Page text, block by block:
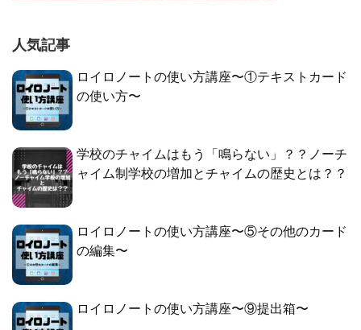
人気記事
ロイロノートの使い方講座〜①テキストカード
の使い方〜
学校のチャイムはもう「鳴らない」？？ノーチ
ャイム制学校の増加とチャイムの歴史とは？？
ロイロノートの使い方講座〜⑤その他のカード
の編集〜
ロイロノートの使い方講座〜⑨提出箱〜